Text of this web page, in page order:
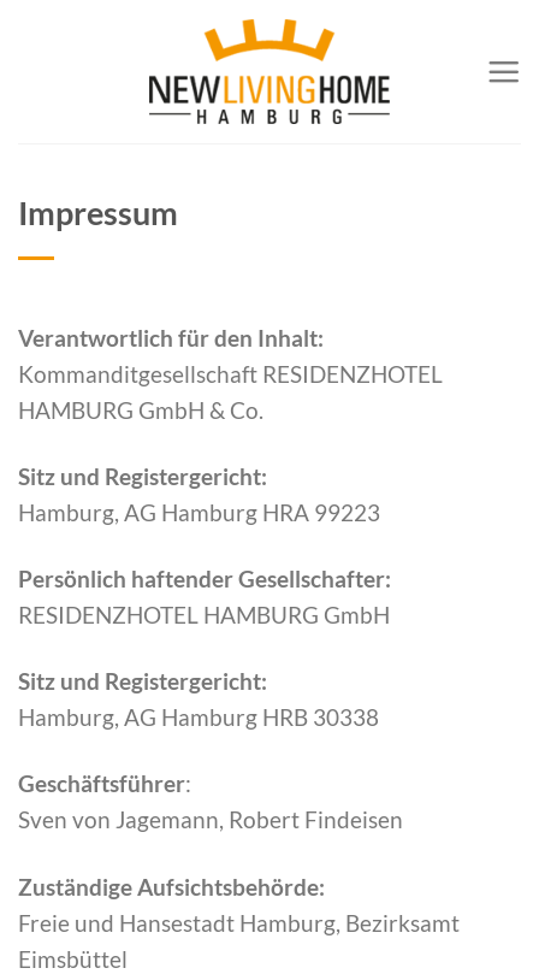
Impressum
Verantwortlich für den Inhalt:
Kommanditgesellschaft RESIDENZHOTEL
HAMBURG GmbH & Co.
Sitz und Registergericht:
Hamburg, AG Hamburg HRA 99223
Persönlich haftender Gesellschafter:
RESIDENZHOTEL HAMBURG GmbH
Sitz und Registergericht:
Hamburg, AG Hamburg HRB 30338
Geschäftsführer:
Sven von Jagemann, Robert Findeisen
Zuständige Aufsichtsbehörde:
Freie und Hansestadt Hamburg, Bezirksamt
Eimsbüttel